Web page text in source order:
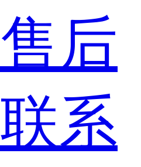
售后
联系